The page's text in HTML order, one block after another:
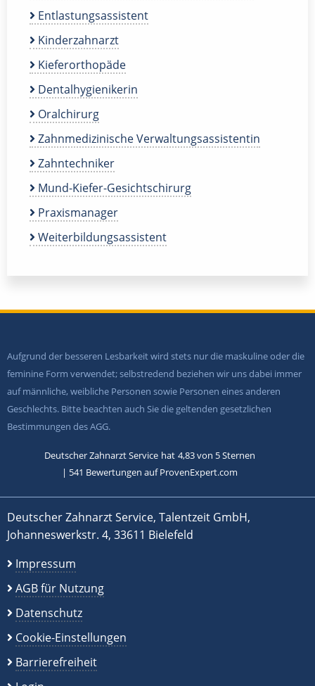
Entlastungsassistent
Kinderzahnarzt
Kieferorthopäde
Dentalhygienikerin
Oralchirurg
Zahnmedizinische Verwaltungsassistentin
Zahntechniker
Mund-Kiefer-Gesichtschirurg
Praxismanager
Weiterbildungsassistent
Aufgrund der besseren Lesbarkeit wird stets nur die maskuline oder die
feminine Form verwendet; selbstredend beziehen wir uns dabei immer
auf männliche, weibliche Personen sowie Personen eines anderen
Geschlechts. Bitte beachten auch Sie die geltenden gesetzlichen
Bestimmungen des AGG.
Deutscher Zahnarzt Service hat 4,83von 5Sternen
| 541 Bewertungen auf ProvenExpert.com
Deutscher Zahnarzt Service, Talentzeit GmbH,
Johanneswerkstr. 4, 33611 Bielefeld
Impressum
AGB für Nutzung
Datenschutz
Cookie-Einstellungen
Barrierefreiheit